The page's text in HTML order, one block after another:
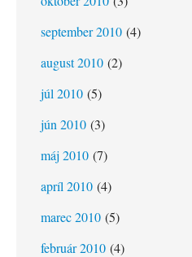
september 2010 (4)
august 2010 (2)
júl 2010 (5)
jún 2010 (3)
máj 2010 (7)
apríl 2010 (4)
marec 2010 (5)
február 2010 (4)